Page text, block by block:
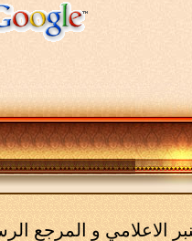
الاعلامي و المرجع